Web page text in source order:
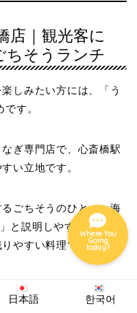
店｜観光客に
ちそうランチ
しみたい方には、「う
す。
ぎ専門店で、心斎橋駅
い立地です。
ごちそうのひとつ。海
と説明しやすく、旅行
やすい料理です。
家族旅行、海外ゲスト
日にはぴったりです。
日本語 한국어
Where You
Going
today?
グルメ
イベント